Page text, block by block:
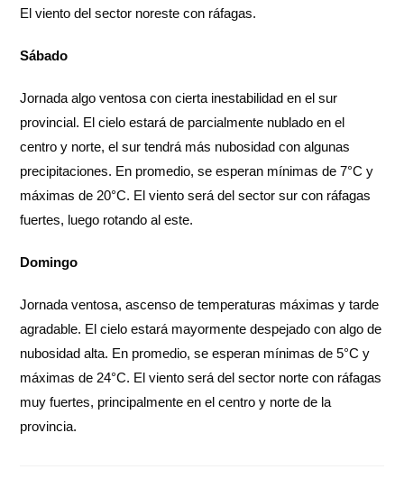
El viento del sector noreste con ráfagas.
Sábado
Jornada algo ventosa con cierta inestabilidad en el sur
provincial. El cielo estará de parcialmente nublado en el
centro y norte, el sur tendrá más nubosidad con algunas
precipitaciones. En promedio, se esperan mínimas de 7°C y
máximas de 20°C. El viento será del sector sur con ráfagas
fuertes, luego rotando al este.
Domingo
Jornada ventosa, ascenso de temperaturas máximas y tarde
agradable. El cielo estará mayormente despejado con algo de
nubosidad alta. En promedio, se esperan mínimas de 5°C y
máximas de 24°C. El viento será del sector norte con ráfagas
muy fuertes, principalmente en el centro y norte de la
provincia.